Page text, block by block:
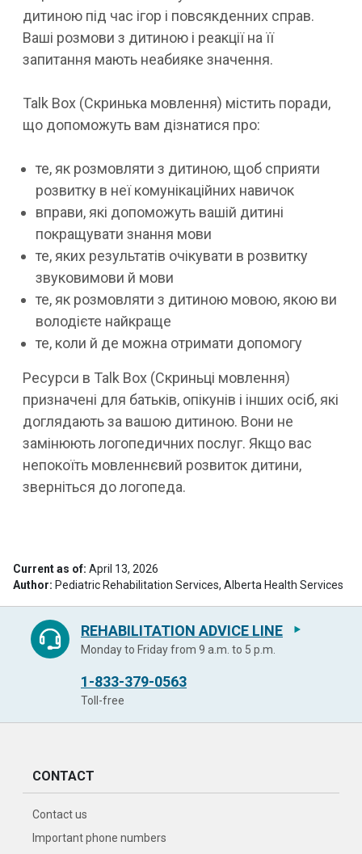
дитиною під час ігор і повсякденних справ.
Ваші розмови з дитиною і реакції на її
запитання мають неабияке значення.
Talk Box (Скринька мовлення) містить поради,
що допоможуть вам дізнатися про:
те, як розмовляти з дитиною, щоб сприяти
розвитку в неї комунікаційних навичок
вправи, які допоможуть вашій дитині
покращувати знання мови
те, яких результатів очікувати в розвитку
звуковимови й мови
те, як розмовляти з дитиною мовою, якою ви
володієте найкраще
те, коли й де можна отримати допомогу
Ресурси в Talk Box (Скриньці мовлення)
призначені для батьків, опікунів і інших осіб, які
доглядають за вашою дитиною. Вони не
замінюють логопедичних послуг. Якщо вас
непокоїть мовленнєвий розвиток дитини,
зверніться до логопеда.
Current as of: April 13, 2026
Author: Pediatric Rehabilitation Services, Alberta Health Services
REHABILITATION ADVICE LINE
Monday to Friday from 9 a.m. to 5 p.m.
1-833-379-0563
Toll-free
CONTACT
Contact us
Important phone numbers